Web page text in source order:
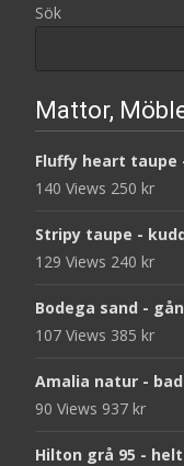
Sök
Mattor,
Fluffy heart taupe
140 Views 250 kr
Stripy taupe -
129 Views 240 kr
Bodega sand -
107 Views 385 kr
Amalia natur -
90 Views 937 kr
Hilton grå 95 -